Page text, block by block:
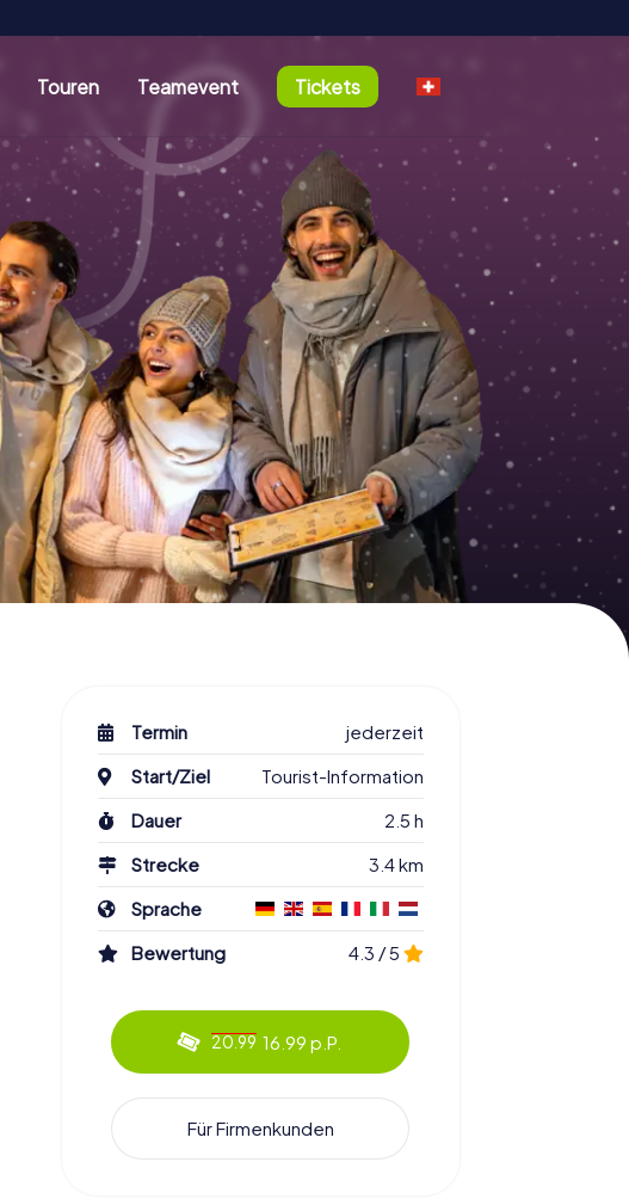
Touren Teamevent Tickets
Termin
jederzeit
Start/Ziel
Tourist-Information
Dauer
2.5 h
Strecke
3.4 km
Sprache
Bewertung
4.3 / 5
20.99 16.99 p.P.
Für Firmenkunden